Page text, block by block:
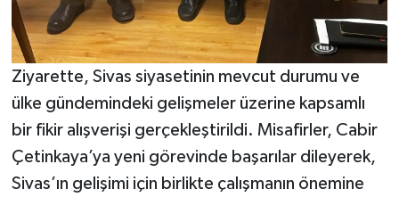
Ziyarette, Sivas siyasetinin mevcut durumu ve
ülke gündemindeki gelişmeler üzerine kapsamlı
bir fikir alışverişi gerçekleştirildi. Misafirler, Cabir
Çetinkaya’ya yeni görevinde başarılar dileyerek,
Sivas’ın gelişimi için birlikte çalışmanın önemine